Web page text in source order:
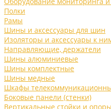
Полки
Рамы
Шины и аксессуары для шин
Изоляторы и аксессуары к
Направляющие, держатели
Шины алюминиевые
Шины комплектные
Шины медные
Шкафы
Боковые панели (стенки)
Вертикальные стойки и опоры